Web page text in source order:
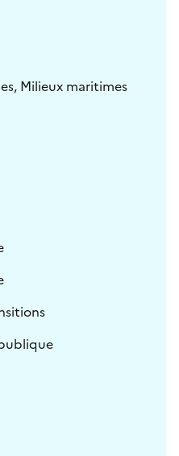
Milieux maritimes